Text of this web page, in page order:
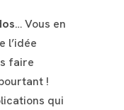
… Vous en
l’idée
faire
!
qui